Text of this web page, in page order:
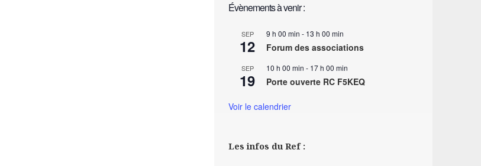
Évènements à venir :
SEP
12
9 h 00 min - 13 h 00 min
Forum des associations
SEP
19
10 h 00 min - 17 h 00 min
Porte ouverte RC F5KEQ
Voir le calendrier
Les infos du Ref :